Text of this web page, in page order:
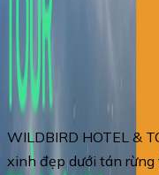
Phone0981013896
Address
Đường Tràm
Nông, Đồng Tháp
About the Operator
WILDBIRD HOTEL &
xinh đẹp dưới tán